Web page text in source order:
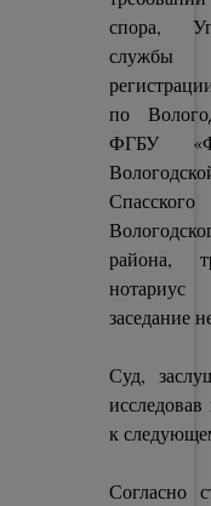
спора,
службы
по
ФГБУ
района,
заседание
Суд,
к
Согласно